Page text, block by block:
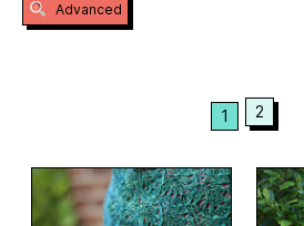
Advanced
1 2